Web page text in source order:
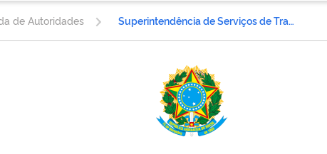
de Autoridades Superintendência de Serviços de Transporte Rodoviário de Passageiros